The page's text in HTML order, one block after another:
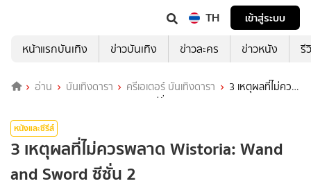
TH
เข้าสู่ระบบ
หน้าแรกบันเทิง
ข่าวบันเทิง ข่าวละคร ข่าวหนัง รี
อ่าน บันเทิงดารา ครีเอเตอร์ บันเทิงดารา
3 เหตุผลที่ไม่ควร
พลาด Wistoria: Wand and Sword ซีซั่น 2
หนังและซีรีส์
3 เหตุผลที่ไม่ควรพลาด Wistoria: Wand
and Sword ซีซั่น 2